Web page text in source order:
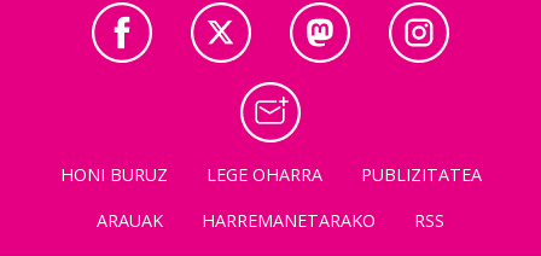
HONI BURUZ LEGE OHARRA
PUBLIZITATEA
ARAUAK
HARREMANETARAKO RSS